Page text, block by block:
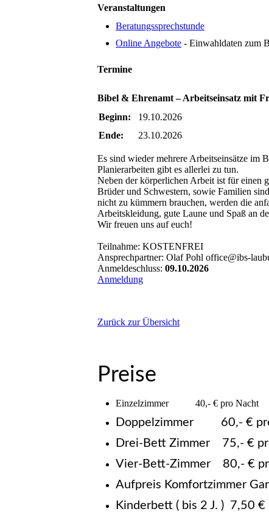
Veranstaltungen
Beratungssprechstunde
Online Angebote - Einwahldaten zum
Termine
Bibel & Ehrenamt – Arbeitseinsatz mit
Beginn:
19.10.2026
Ende:
23.10.2026
Es sind wieder mehrere Arbeitseinsätze im
Planierarbeiten gibt es allerlei zu tun.
Neben der körperlichen Arbeit ist für einen
Brüder und Schwestern, sowie Familien
nicht zu kümmern brauchen, werden die
Arbeitskleidung, gute Laune und Spaß an
Wir freuen uns auf euch!
Teilnahme: KOSTENFREI
Ansprechpartner: Olaf Pohl office@ibs-
Anmeldeschluss: 09.10.2026
Anmeldung
Zurück zur Übersicht
Preise
Einzelzimmer 40,- € pro Nacht
Doppelzimmer 60,- €
Drei-Bett Zimmer 75,- €
Vier-Bett-Zimmer 80,- €
Aufpreis Komfortzimmer
Kinderbett ( bis 2 J. ) 7,50